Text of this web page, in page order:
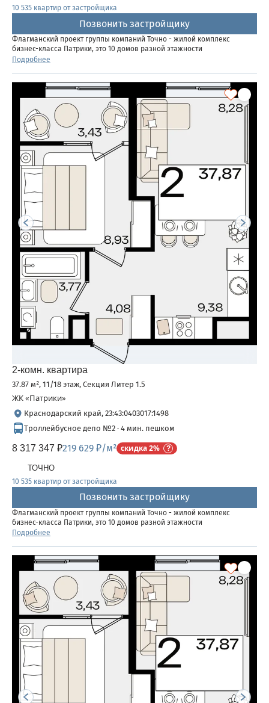
10 535 квартир от застройщика
Позвонить застройщику
Флагманский проект группы компаний Точно - жилой комплекс
бизнес-класса Патрики, это 10 домов разной этажности
расположившихся на 28,5 гектарах. Жилой комплекс с концепцией
Подробнее
2-комн. квартира
37.87 м², 11/18 этаж, Секция Литер 1.5
ЖК «Патрики»
Краснодарский край, 23:43:0403017:1498
Троллейбусное депо №2 · 4 мин. пешком
8 317 347 ₽219 629 ₽/м² скидка 2%
ТОЧНО
10 535 квартир от застройщика
Позвонить застройщику
Флагманский проект группы компаний Точно - жилой комплекс
бизнес-класса Патрики, это 10 домов разной этажности
расположившихся на 28,5 гектарах. Жилой комплекс с концепцией
Подробнее